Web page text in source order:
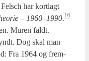
har kort­lagt
– 1960–1990.16
Muren faldt.
Dog skal man
Fra 1964 og fre­m­